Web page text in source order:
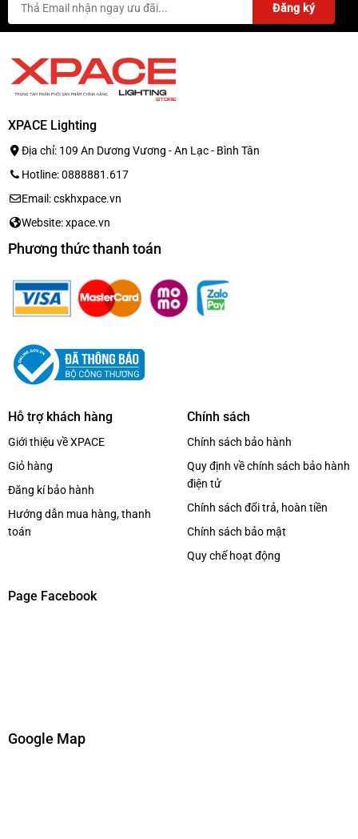
XPACE Lighting
Địa chỉ: 109 An Dương Vương - An Lạc - Bình Tân
Hotline: 0888881.617
Email: cskhxpace.vn
Website: xpace.vn
Phương thức thanh toán
Hỗ trợ khách hàng
Giới thiệu về XPACE
Giỏ hàng
Đăng kí bảo hành
Hướng dẫn mua hàng, thanh
toán
Chính sách
Chính sách bảo hành
Quy định về chính sách bảo hành
điện tử
Chính sách đổi trả, hoàn tiền
Chính sách bảo mật
Quy chế hoạt động
Page Facebook
Google Map